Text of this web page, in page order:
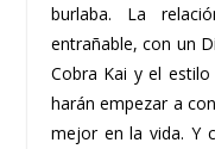
burlaba. La
entrañable, con un
Cobra Kai y el
harán empezar a
mejor en la vida. Y